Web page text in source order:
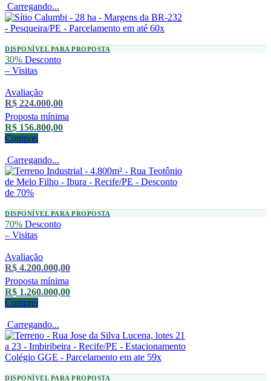
Carregando...
DISPONÍVEL PARA PROPOSTA
30% Desconto
– Visitas
Avaliação
R$ 224.000,00
Proposta mínima
R$ 156.800,00
Comprei
Carregando...
DISPONÍVEL PARA PROPOSTA
70% Desconto
– Visitas
Avaliação
R$ 4.200.000,00
Proposta mínima
R$ 1.260.000,00
Comprei
Carregando...
DISPONÍVEL PARA PROPOSTA